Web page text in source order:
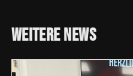
WeitereNews